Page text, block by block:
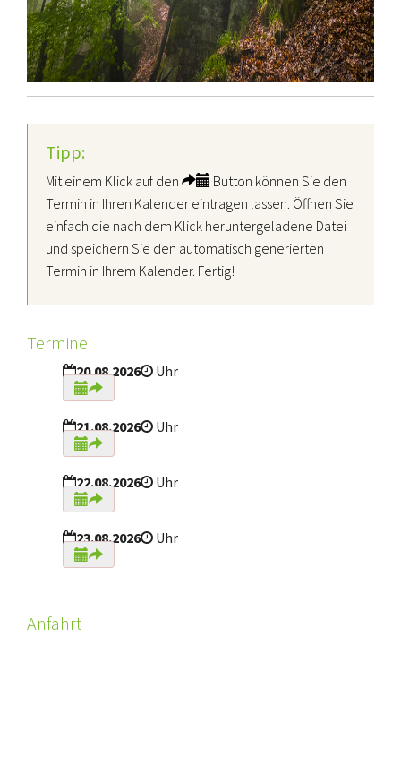
Tipp:
Mit einem Klick auf den
Button können Sie den
Termin in Ihren Kalender eintragen lassen. Öffnen Sie
einfach die nach dem Klick heruntergeladene Datei
und speichern Sie den automatisch generierten
Termin in Ihrem Kalender. Fertig!
Termine
20.08.2026 Uhr
21.08.2026 Uhr
22.08.2026 Uhr
23.08.2026 Uhr
Anfahrt